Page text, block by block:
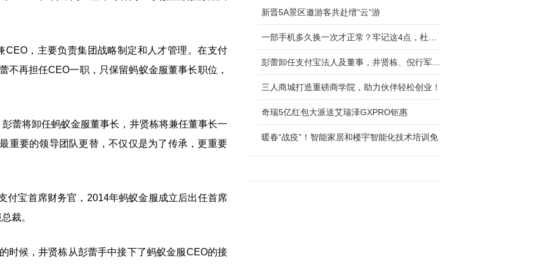
CEO，主要负责集团战略制定和人才管理。在支付
不再担任CEO一职，只保留蚂蚁金服董事长职位，
蕾将卸任蚂蚁金服董事长，井贤栋将兼任董事长一
重要的领导团队更替，不仅仅是为了传承，更重要
付宝首席财务官，2014年蚂蚁金服成立后出任首席
裁。
时候，井贤栋从彭蕾手中接下了蚂蚁金服CEO的接
新晋5A景区邀游客共赴缙“云”游
三人商城打造重磅商学院，助力伙伴轻松创业！
奇瑞5亿红包大派送艾瑞泽GXPRO钜惠
暖春“战疫”！智能家居和楼宇智能化技术培训免